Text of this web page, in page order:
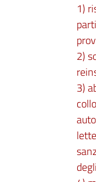
1)
2)
3)